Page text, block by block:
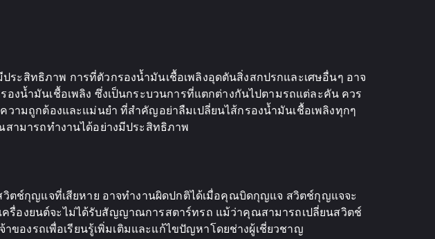
ะสิทธิภาพ การที่ตัวกรองน้ำมันเชื้อเพลิงอุดตันสิ่งสกปรกและเศษอื่นๆ อาจ
น้ำมันเชื้อเพลิง ซึ่งเป็นกระบวนการที่แตกต่างกันไปตามรถแต่ละคัน ควร
วามถูกต้องและแม่นยำ ที่สำคัญอย่าลืมเปลี่ยนไส้กรองน้ำมันเชื้อเพลิงทุกๆ
สามารถทำงานได้อย่างมีประสิทธิภาพ
ตช์กุญแจที่เสียหาย อาจทำงานผิดปกติได้เมื่อคุณบิดกุญแจ สวิตช์กุญแจจะ
องยนต์จะไม่ได้รับสัญญาณการสตาร์ทรถ แม้ว่าคุณสามารถเปลี่ยนสวิตช์
ของรถเพื่อเรียนรู้เพิ่มเติมและแก้ไขปัญหาโดยช่างผู้เชี่ยวชาญ